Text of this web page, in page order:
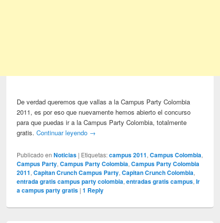
De verdad queremos que vallas a la Campus Party Colombia
2011, es por eso que nuevamente hemos abierto el concurso
para que puedas ir a la Campus Party Colombia, totalmente
gratis.Continuar leyendo →
Publicado en Noticias | Etiquetas: campus 2011,Campus Colombia,
Campus Party,Campus Party Colombia,Campus Party Colombia
2011,Capitan Crunch Campus Party,Capitan Crunch Colombia,
entrada gratis campus party colombia,entradas gratis campus,Ir
a campus party gratis |1 Reply